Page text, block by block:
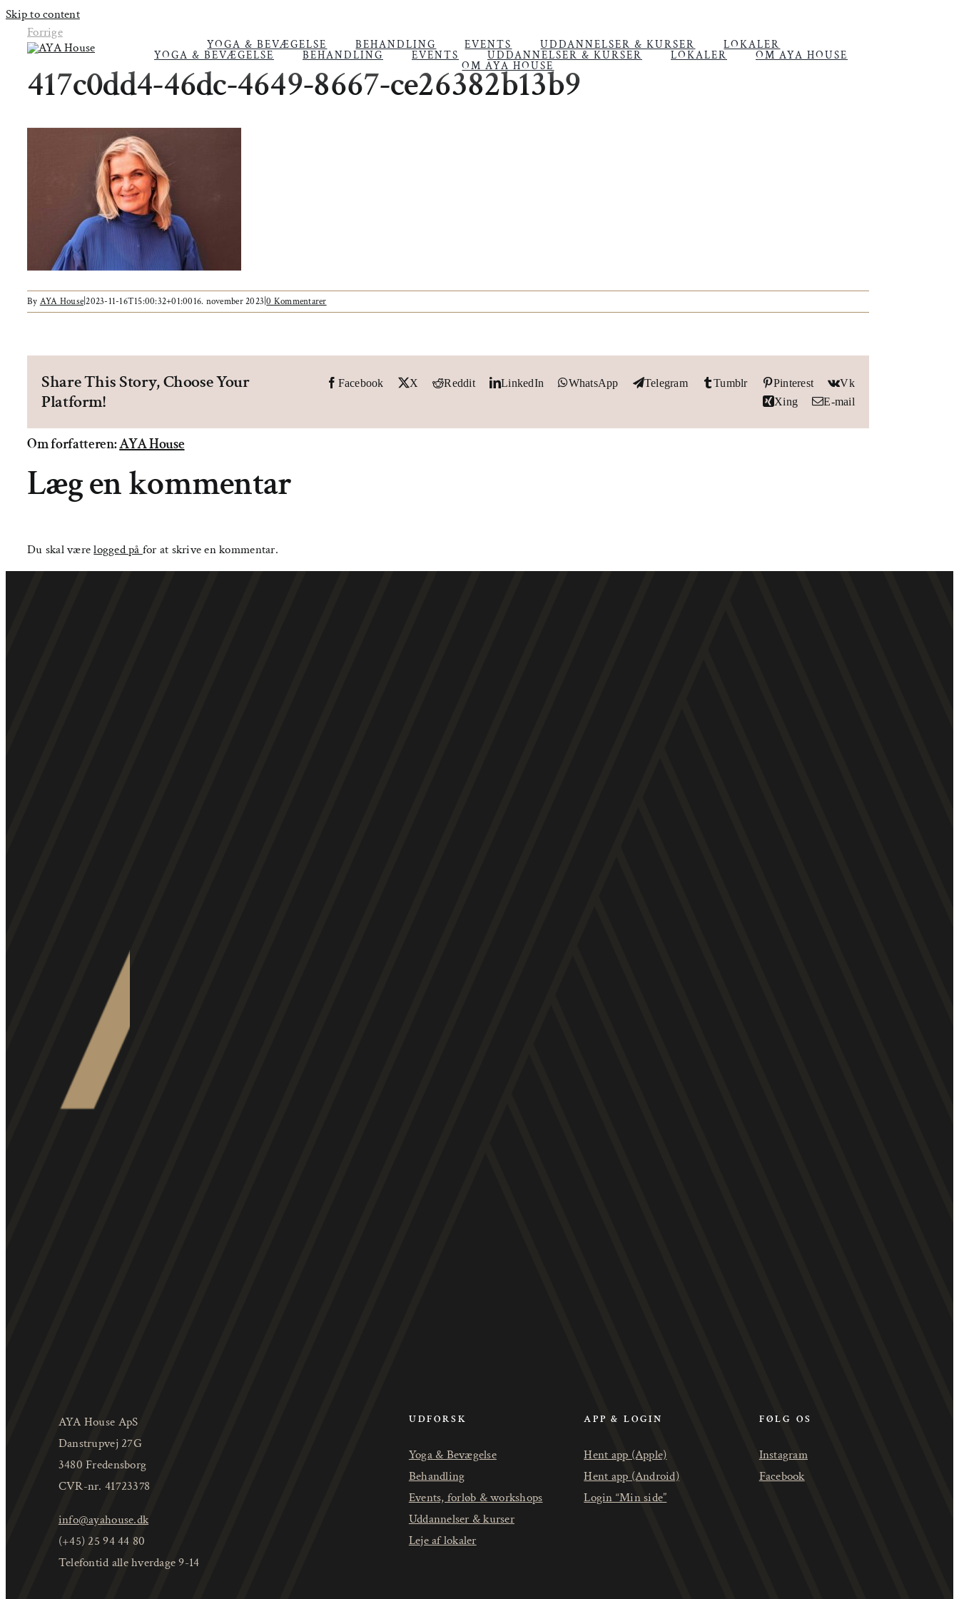
Skip to content
YOGA & BEVÆGELSE BEHANDLING EVENTS UDDANNELSER & KURSER
LOKALER
OM AYA HOUSE
YOGA & BEVÆGELSE BEHANDLING EVENTS UDDANNELSER & KURSER LOKALER OM AYA HOUSE
Forrige
417c0dd4-46dc-4649-8667-ce26382b13b9
By AYA House|2023-11-16T15:00:32+01:0016. november 2023 |0 Kommentarer
Share This Story, Choose Your
Platform!
Facebook X Reddit LinkedIn WhatsApp Telegram Tumblr Pinterest
Vk
Xing
E-mail
Om forfatteren:AYA House
Læg en kommentar
Du skal værelogged på for at skrive en kommentar.
AYA House ApS
Danstrupvej 27G
3480 Fredensborg
CVR-nr. 41723378
info@ayahouse.dk
(+45) 25 94 44 80
Telefontid alle hverdage 9-14
UDFORSK
Yoga & Bevægelse
Behandling
Events, forløb & workshops
Uddannelser & kurser
Leje af lokaler
APP & LOGIN
Hent app (Apple)
Hent app (Android)
Login “Min side”
FØLG OS
Instagram
Facebook